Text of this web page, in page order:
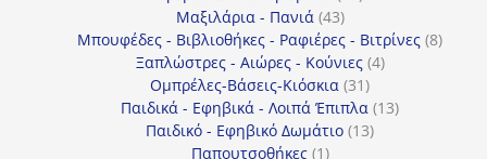
Μαξιλάρια - Πανιά 4343
προϊόντα
Μπουφέδες - Βιβλιοθήκες - Ραφιέρες - Βιτρίνες 88
Ξαπλώστρες - Αιώρες - Κούνιες 44
Ομπρέλες-Βάσεις-Κιόσκια 3131
προϊόντα
Παιδικά - Εφηβικά - Λοιπά Έπιπλα 1313
Παιδικό - Εφηβικό Δωμάτιο 1313
Παπουτσοθήκες 11